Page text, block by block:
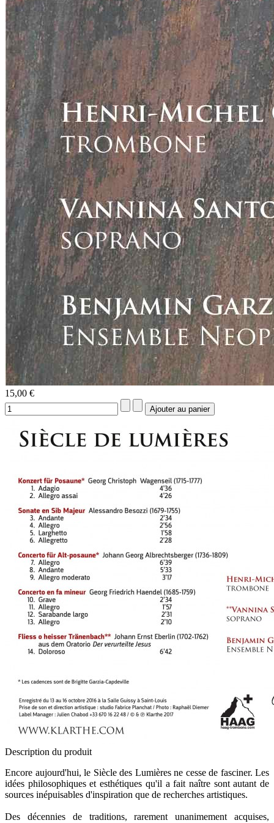
15,00 €
Description du produit
Encore aujourd'hui, le Siècle des Lumières ne cesse de fasciner. Les
idées philosophiques et esthétiques qu'il a fait naître sont autant de
sources inépuisables d'inspiration que de recherches artistiques.
Des décennies de traditions, rarement unanimement acquises,